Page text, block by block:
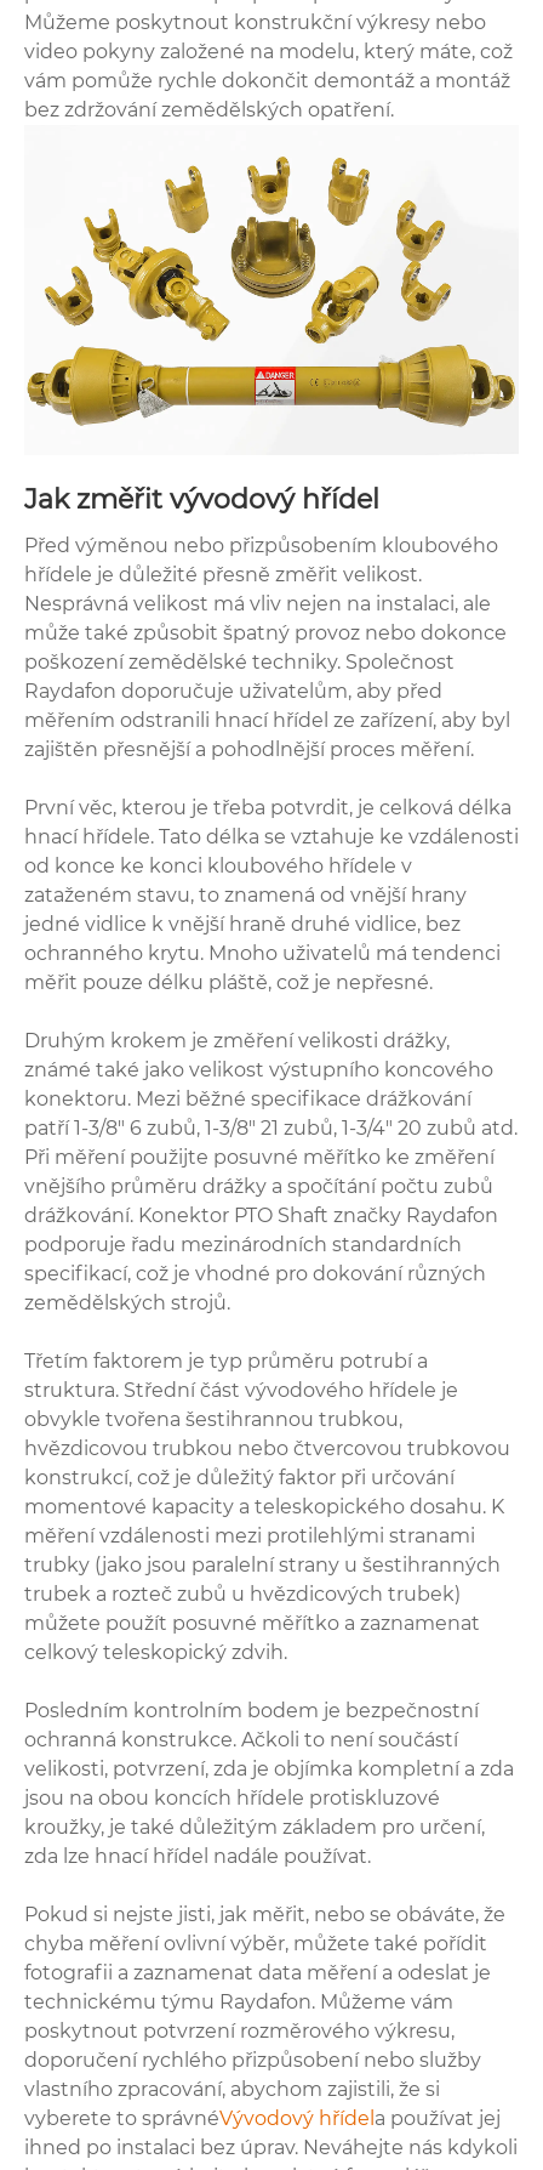
Můžeme poskytnout konstrukční výkresy nebo
video pokyny založené na modelu, který máte, což
vám pomůže rychle dokončit demontáž a montáž
bez zdržování zemědělských opatření.
Jak změřit vývodový hřídel
Před výměnou nebo přizpůsobením kloubového
hřídele je důležité přesně změřit velikost.
Nesprávná velikost má vliv nejen na instalaci, ale
může také způsobit špatný provoz nebo dokonce
poškození zemědělské techniky. Společnost
Raydafon doporučuje uživatelům, aby před
měřením odstranili hnací hřídel ze zařízení, aby byl
zajištěn přesnější a pohodlnější proces měření.
První věc, kterou je třeba potvrdit, je celková délka
hnací hřídele. Tato délka se vztahuje ke vzdálenosti
od konce ke konci kloubového hřídele v
zataženém stavu, to znamená od vnější hrany
jedné vidlice k vnější hraně druhé vidlice, bez
ochranného krytu. Mnoho uživatelů má tendenci
měřit pouze délku pláště, což je nepřesné.
Druhým krokem je změření velikosti drážky,
známé také jako velikost výstupního koncového
konektoru. Mezi běžné specifikace drážkování
patří 1-3/8" 6 zubů, 1-3/8" 21 zubů, 1-3/4" 20 zubů atd.
Při měření použijte posuvné měřítko ke změření
vnějšího průměru drážky a spočítání počtu zubů
drážkování. Konektor PTO Shaft značky Raydafon
podporuje řadu mezinárodních standardních
specifikací, což je vhodné pro dokování různých
zemědělských strojů.
Třetím faktorem je typ průměru potrubí a
struktura. Střední část vývodového hřídele je
obvykle tvořena šestihrannou trubkou,
hvězdicovou trubkou nebo čtvercovou trubkovou
konstrukcí, což je důležitý faktor při určování
momentové kapacity a teleskopického dosahu. K
měření vzdálenosti mezi protilehlými stranami
trubky (jako jsou paralelní strany u šestihranných
trubek a rozteč zubů u hvězdicových trubek)
můžete použít posuvné měřítko a zaznamenat
celkový teleskopický zdvih.
Posledním kontrolním bodem je bezpečnostní
ochranná konstrukce. Ačkoli to není součástí
velikosti, potvrzení, zda je objímka kompletní a zda
jsou na obou koncích hřídele protiskluzové
kroužky, je také důležitým základem pro určení,
zda lze hnací hřídel nadále používat.
Pokud si nejste jisti, jak měřit, nebo se obáváte, že
chyba měření ovlivní výběr, můžete také pořídit
fotografii a zaznamenat data měření a odeslat je
technickému týmu Raydafon. Můžeme vám
poskytnout potvrzení rozměrového výkresu,
doporučení rychlého přizpůsobení nebo služby
vlastního zpracování, abychom zajistili, že si
vyberete to správnéVývodový hřídel a používat jej
ihned po instalaci bez úprav. Neváhejte nás kdykoli